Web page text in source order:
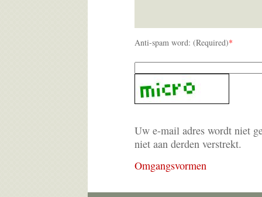
Anti-spam word: (Required)*
Uw e-mail adres wordt niet
niet aan derden verstrekt.
Omgangsvormen